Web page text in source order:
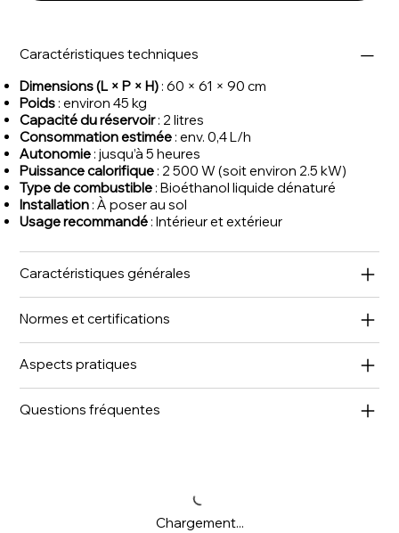
Caractéristiques techniques
Dimensions (L × P × H) : 60 × 61 × 90 cm
Poids : environ 45 kg
Capacité du réservoir: 2 litres
Consommation estimée : env. 0,4 L/h
Autonomie : jusqu’à 5 heures
Puissance calorifique : 2 500 W (soit environ 2.5 kW)
Type de combustible : Bioéthanol liquide dénaturé
Installation : À poser au sol
Usage recommandé : Intérieur et extérieur
Caractéristiques générales
Normes et certifications
Aspects pratiques
Questions fréquentes
Chargement...